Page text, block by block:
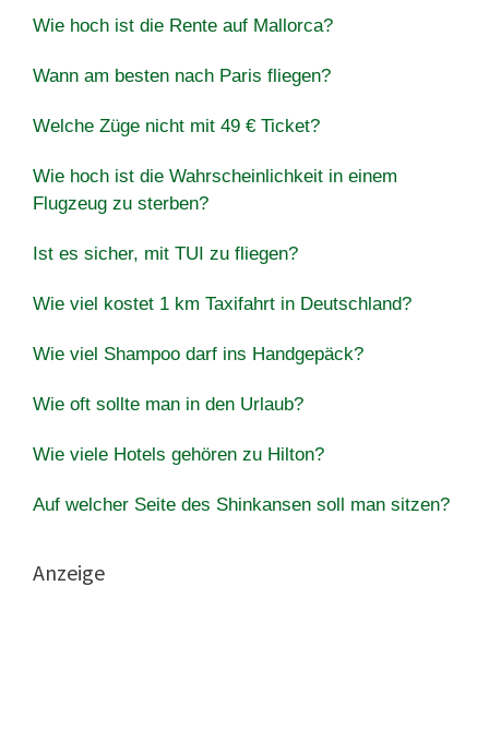
Wie hoch ist die Rente auf Mallorca?
Wann am besten nach Paris fliegen?
Welche Züge nicht mit 49 € Ticket?
Wie hoch ist die Wahrscheinlichkeit in einem
Flugzeug zu sterben?
Ist es sicher, mit TUI zu fliegen?
Wie viel kostet 1 km Taxifahrt in Deutschland?
Wie viel Shampoo darf ins Handgepäck?
Wie oft sollte man in den Urlaub?
Wie viele Hotels gehören zu Hilton?
Auf welcher Seite des Shinkansen soll man sitzen?
Anzeige